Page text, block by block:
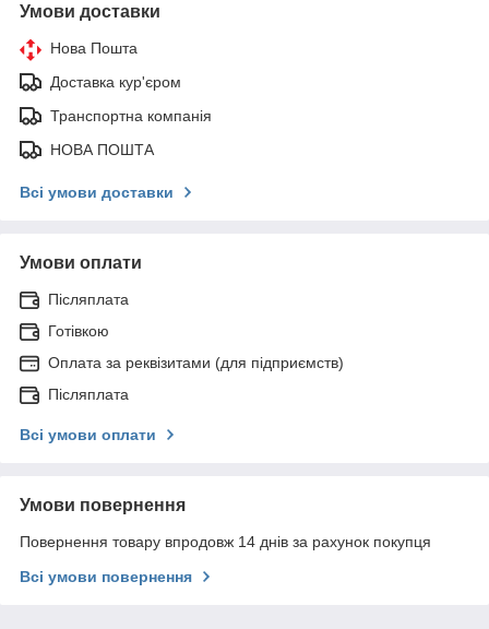
Умови доставки
Нова Пошта
Доставка кур'єром
Транспортна компанія
НОВА ПОШТА
Всі умови доставки
Умови оплати
Післяплата
Готівкою
Оплата за реквізитами (для підприємств)
Післяплата
Всі умови оплати
Умови повернення
Повернення товару впродовж 14 днів за рахунок покупця
Всі умови повернення